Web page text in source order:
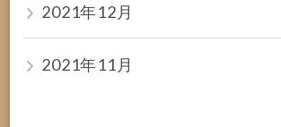
2021年12月
2021年11月